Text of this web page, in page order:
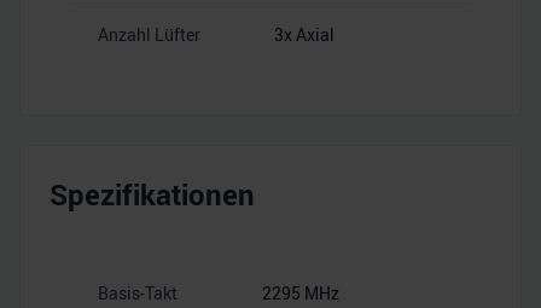
Anzahl Lüfter 3x Axial
Spezifikationen
Basis-Takt 2295 MHz